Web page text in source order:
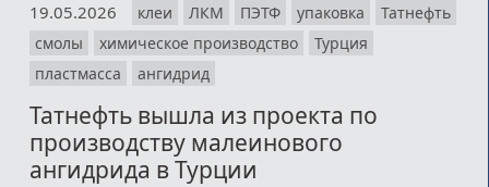
19.05.2026 клеи ЛКМ ПЭТФ упаковка
Татнефть
смолы
химическое производство
Турция
пластмасса
ангидрид
Татнефть вышла из проекта по
производству малеинового
ангидрида в Турции